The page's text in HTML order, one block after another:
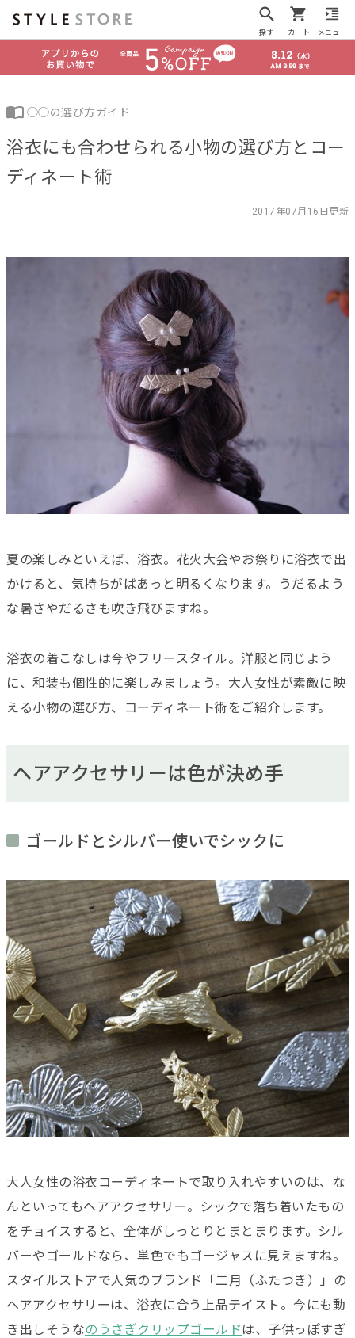
探す カート メニュー
◯◯の選び方ガイド
浴衣にも合わせられる小物の選び方とコー
ディネート術
2017年07月16日更新
夏の楽しみといえば、浴衣。花火大会やお祭りに浴衣で出
かけると、気持ちがぱあっと明るくなります。うだるよう
な暑さやだるさも吹き飛びますね。
浴衣の着こなしは今やフリースタイル。洋服と同じよう
に、和装も個性的に楽しみましょう。大人女性が素敵に映
える小物の選び方、コーディネート術をご紹介します。
ヘアアクセサリーは色が決め手
ゴールドとシルバー使いでシックに
大人女性の浴衣コーディネートで取り入れやすいのは、な
んといってもヘアアクセサリー。シックで落ち着いたもの
をチョイスすると、全体がしっとりとまとまります。シル
バーやゴールドなら、単色でもゴージャスに見えますね。
スタイルストアで人気のブランド「二月（ふたつき）」の
ヘアアクセサリーは、浴衣に合う上品テイスト。今にも動
き出しそうなのうさぎクリップゴールドは、子供っぽすぎ